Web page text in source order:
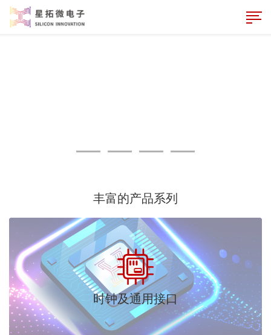
丰富的产品系列
时钟及通用接口